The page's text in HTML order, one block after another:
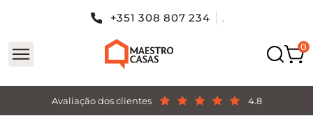
Avaliação dos clientes 4.8
+351 308 807 234 .